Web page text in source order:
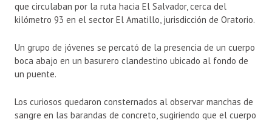
que circulaban por la ruta hacia El Salvador, cerca del
kilómetro 93 en el sector El Amatillo, jurisdicción de Oratorio.
Un grupo de jóvenes se percató de la presencia de un cuerpo
boca abajo en un basurero clandestino ubicado al fondo de
un puente.
Los curiosos quedaron consternados al observar manchas de
sangre en las barandas de concreto, sugiriendo que el cuerpo